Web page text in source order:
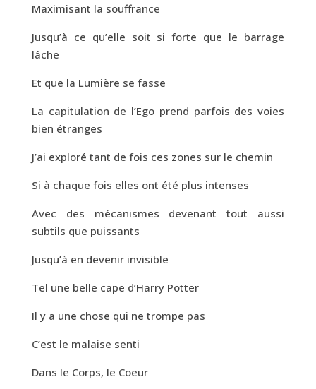
Maximisant la souffrance
Jusqu’à ce qu’elle soit si forte que le barrage
lâche
Et que la Lumière se fasse
La capitulation de l’Ego prend parfois des voies
bien étranges
J’ai exploré tant de fois ces zones sur le chemin
Si à chaque fois elles ont été plus intenses
Avec des mécanismes devenant tout aussi
subtils que puissants
Jusqu’à en devenir invisible
Tel une belle cape d’Harry Potter
Il y a une chose qui ne trompe pas
C’est le malaise senti
Dans le Corps, le Coeur